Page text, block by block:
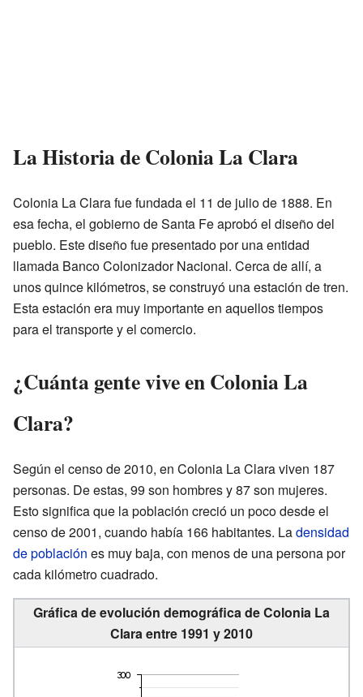
La Historia de Colonia La Clara
Colonia La Clara fue fundada el 11 de julio de 1888. En
esa fecha, el gobierno de Santa Fe aprobó el diseño del
pueblo. Este diseño fue presentado por una entidad
llamada Banco Colonizador Nacional. Cerca de allí, a
unos quince kilómetros, se construyó una estación de tren.
Esta estación era muy importante en aquellos tiempos
para el transporte y el comercio.
¿Cuánta gente vive en Colonia La
Clara?
Según el censo de 2010, en Colonia La Clara viven 187
personas. De estas, 99 son hombres y 87 son mujeres.
Esto significa que la población creció un poco desde el
censo de 2001, cuando había 166 habitantes. Ladensidad
de población es muy baja, con menos de una persona por
cada kilómetro cuadrado.
Gráfica de evolución demográfica de Colonia La
Clara entre 1991 y 2010